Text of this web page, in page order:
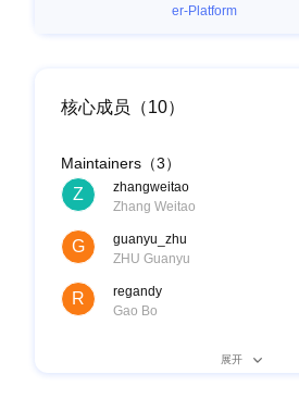
er-Platform
核心成员（10）
Maintainers（3）
Z
zhangweitao
Zhang Weitao
G
guanyu_zhu
ZHU Guanyu
R
regandy
Gao Bo
展开